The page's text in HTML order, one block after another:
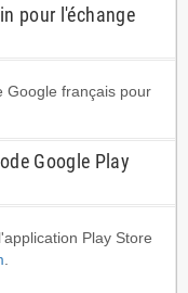
pour l'échange
Google français pour
Google Play
Play Store